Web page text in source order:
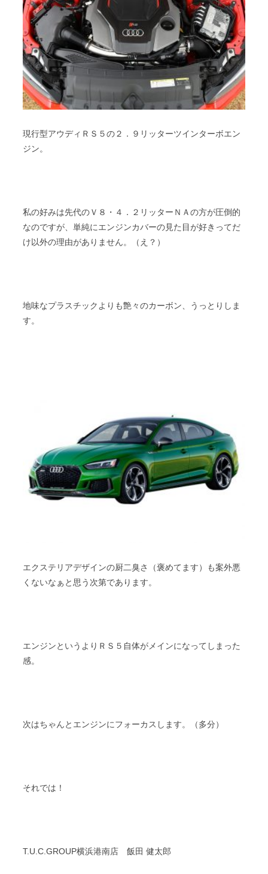
現行型アウディＲＳ５の２．９リッターツインターボエン
ジン。
私の好みは先代のＶ８・４．２リッターＮＡの方が圧倒的
なのですが、単純にエンジンカバーの見た目が好きってだ
け以外の理由がありません。（え？）
地味なプラスチックよりも艶々のカーボン、うっとりしま
す。
エクステリアデザインの厨二臭さ（褒めてます）も案外悪
くないなぁと思う次第であります。
エンジンというよりＲＳ５自体がメインになってしまった
感。
次はちゃんとエンジンにフォーカスします。（多分）
それでは！
T.U.C.GROUP横浜港南店 飯田 健太郎